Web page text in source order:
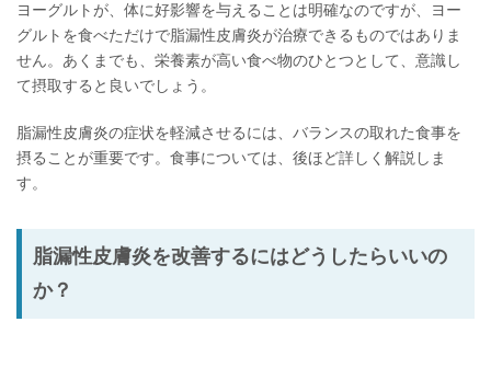
ヨーグルトが、体に好影響を与えることは明確なのですが、ヨー
グルトを食べただけで脂漏性皮膚炎が治療できるものではありま
せん。あくまでも、栄養素が高い食べ物のひとつとして、意識し
て摂取すると良いでしょう。
脂漏性皮膚炎の症状を軽減させるには、バランスの取れた食事を
摂ることが重要です。食事については、後ほど詳しく解説しま
す。
脂漏性皮膚炎を改善するにはどうしたらいいの
か？